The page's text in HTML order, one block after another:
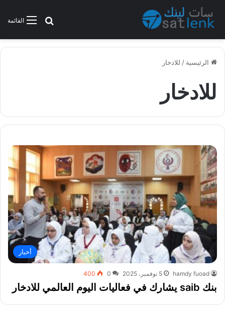
القائمةبحث عن
الرئيسية / للادخار
للادخار
أخبار
hamdy fuoad 5 نوفمبر، 2025 0
400
بنك saib يشارك في فعاليات اليوم العالمي للادخار